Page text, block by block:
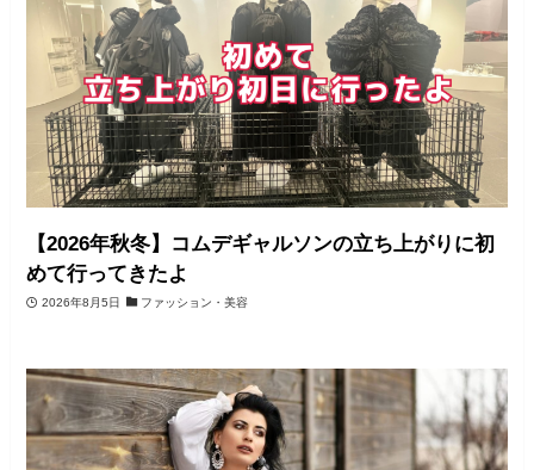
【2026年秋冬】コムデギャルソンの立ち上がりに初
めて行ってきたよ
2026年8月5日 ファッション・美容